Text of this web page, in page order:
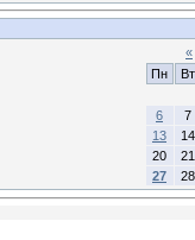
«
Пн
Вт
6
7
13
14
20
21
27
28